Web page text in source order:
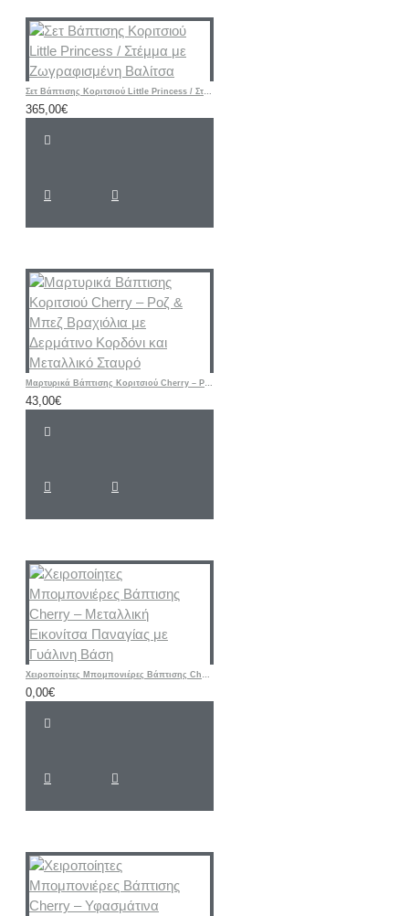
Σετ Βάπτισης Κοριτσιού Little Princess / Στέμμα με Ζωγραφισμένη Βαλίτσα
365,00€
Μαρτυρικά Βάπτισης Κοριτσιού Cherry – Ροζ & Μπεζ Βραχιόλια με Δερμάτινο Κορδόνι και Μεταλλικό Σταυρό
43,00€
Χειροποίητες Μπομπονιέρες Βάπτισης Cherry – Μεταλλική Εικονίτσα Παναγίας με Γυάλινη Βάση
0,00€